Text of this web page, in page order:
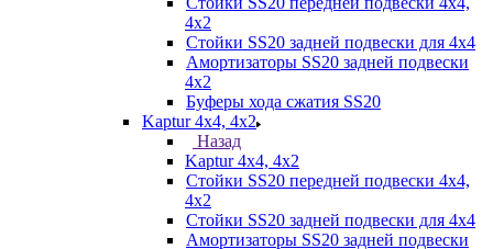
4x2
Стойки SS20 задней подвески для 4х4
Амортизаторы SS20 задней подвески
4х2
Буферы хода сжатия SS20
Kaptur 4х4, 4х2
Назад
Kaptur 4х4, 4х2
Стойки SS20 передней подвески 4х4,
4x2
Стойки SS20 задней подвески для 4х4
Амортизаторы SS20 задней подвески